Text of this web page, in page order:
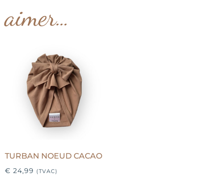
aimer…
TURBAN NOEUD CACAO
€ 24,99 (TVAC)